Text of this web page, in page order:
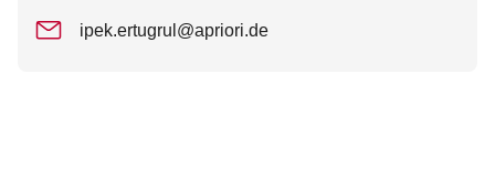
ipek.ertugrul@apriori.de